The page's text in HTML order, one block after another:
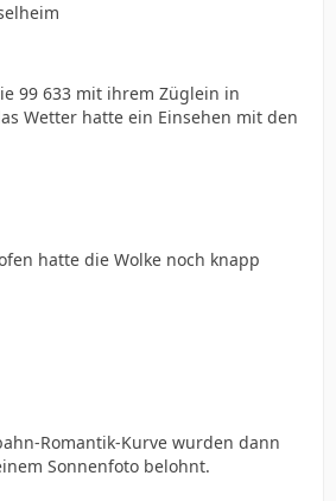
99 633 mit ihrem Züglein in
Wetter hatte ein Einsehen mit den
hatte die Wolke noch knapp
Romantik-Kurve wurden dann
Sonnenfoto belohnt.